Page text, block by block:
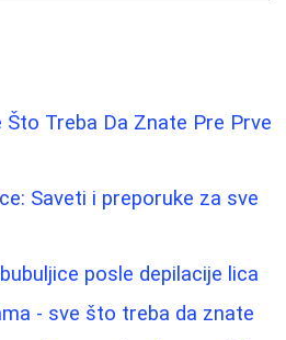
Treba Da Znate Pre Prve
Saveti i preporuke za sve
posle depilacije lica
- sve što treba da znate